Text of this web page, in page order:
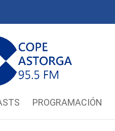
PROGRAMACIÓN